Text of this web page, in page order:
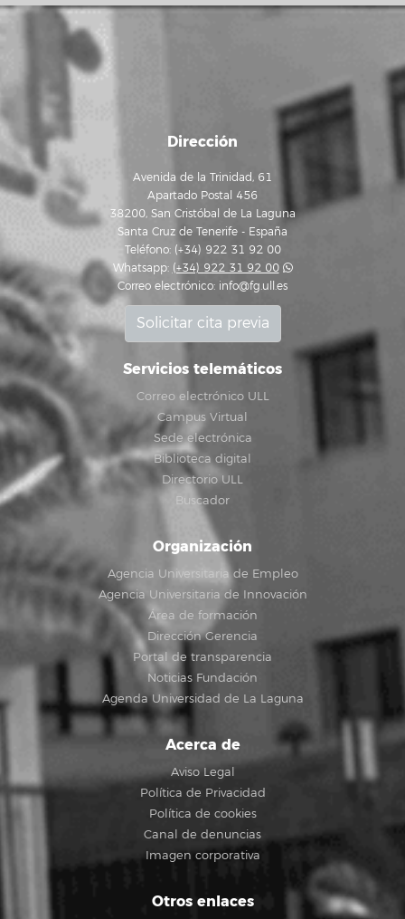
Dirección
Avenida de la Trinidad, 61
Apartado Postal 456
38200, San Cristóbal de La Laguna
Santa Cruz de Tenerife - España
Teléfono: (+34) 922 31 92 00
Whatsapp: (+34) 922 31 92 00
Correo electrónico: info@fg.ull.es
Solicitar cita previa
Servicios telemáticos
Correo electrónico ULL
Campus Virtual
Sede electrónica
Biblioteca digital
Directorio ULL
Buscador
Organización
Agencia Universitaria de Empleo
Agencia Universitaria de Innovación
Área de formación
Dirección Gerencia
Portal de transparencia
Noticias Fundación
Agenda Universidad de La Laguna
Acerca de
Aviso Legal
Política de Privacidad
Política de cookies
Canal de denuncias
Imagen corporativa
Otros enlaces